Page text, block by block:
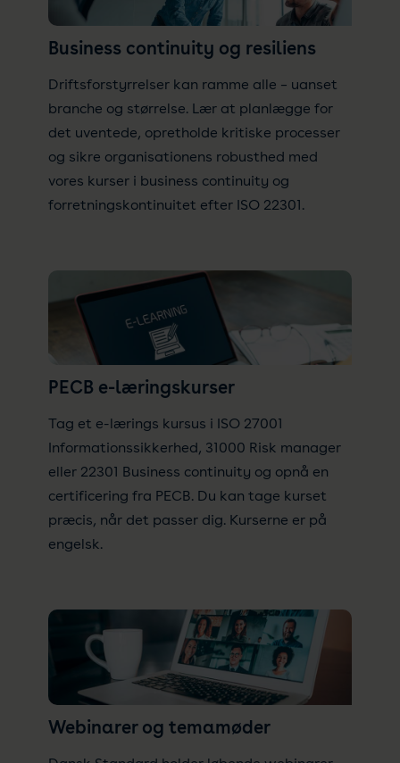
Business continuity og resiliens
Driftsforstyrrelser kan ramme alle – uanset
branche og størrelse. Lær at planlægge for
det uventede, opretholde kritiske processer
og sikre organisationens robusthed med
vores kurser i business continuity og
forretningskontinuitet efter ISO 22301.
PECB e-læringskurser
Tag et e-lærings kursus i ISO 27001
Informationssikkerhed, 31000 Risk manager
eller 22301 Business continuity og opnå en
certificering fra PECB. Du kan tage kurset
præcis, når det passer dig. Kurserne er på
engelsk.
Webinarer og temamøder